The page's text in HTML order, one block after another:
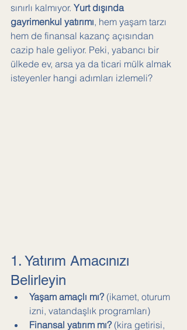
sınırlı kalmıyor. Yurt dışında
gayrimenkul yatırımı, hem yaşam tarzı
hem de finansal kazanç açısından
cazip hale geliyor. Peki, yabancı bir
ülkede ev, arsa ya da ticari mülk almak
isteyenler hangi adımları izlemeli?
1. Yatırım Amacınızı
Belirleyin
Yaşam amaçlı mı? (ikamet, oturum
izni, vatandaşlık programları)
Finansal yatırım mı? (kira getirisi,